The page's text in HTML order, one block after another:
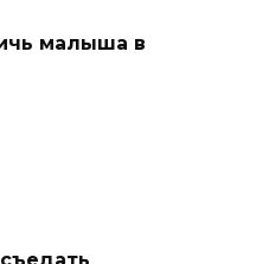
малыша в